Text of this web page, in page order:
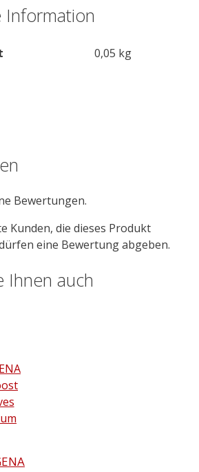
Information
0,05 kg
Bewertungen.
Kunden, die dieses Produkt
eine Bewertung abgeben.
Ihnen auch